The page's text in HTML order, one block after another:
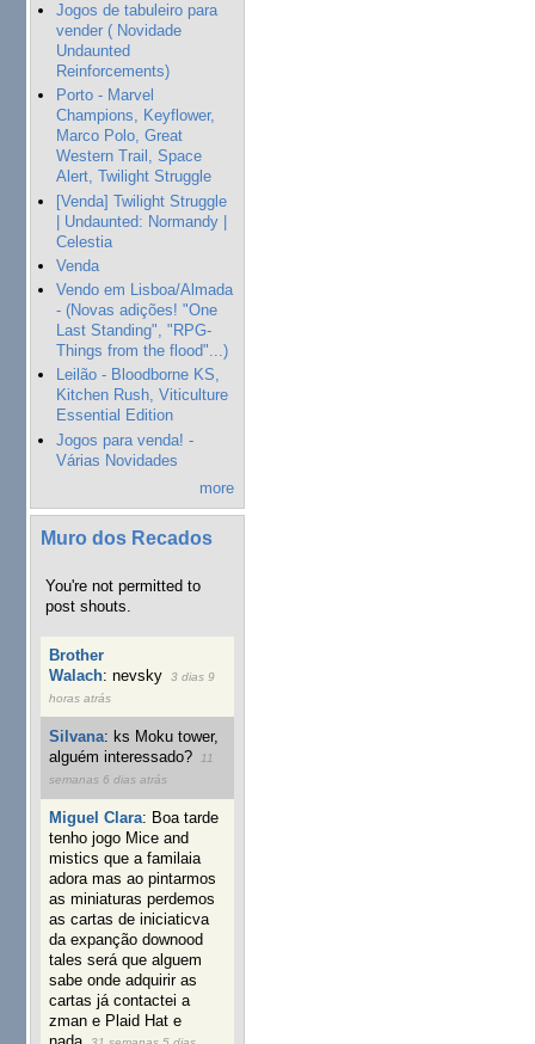
Jogos de tabuleiro para
vender ( Novidade
Undaunted
Reinforcements)
Porto - Marvel
Champions, Keyflower,
Marco Polo, Great
Western Trail, Space
Alert, Twilight Struggle
[Venda] Twilight Struggle
| Undaunted: Normandy |
Celestia
Venda
Vendo em Lisboa/Almada
- (Novas adições! "One
Last Standing", "RPG-
Things from the flood"...)
Leilão - Bloodborne KS,
Kitchen Rush, Viticulture
Essential Edition
Jogos para venda! -
Várias Novidades
more
Muro dos Recados
You're not permitted to
post shouts.
Brother
Walach:nevsky
3 dias 9
horas atrás
Silvana: ks Moku tower,
alguém interessado?
11
semanas 6 dias atrás
Miguel Clara: Boa tarde
tenho jogo Mice and
mistics que a familaia
adora mas ao pintarmos
as miniaturas perdemos
as cartas de iniciaticva
da expanção downood
tales será que alguem
sabe onde adquirir as
cartas já contactei a
zman e Plaid Hat e